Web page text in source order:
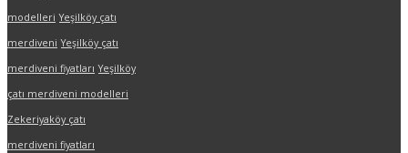
modelleri Yeşilköy çatı
merdiveni Yeşilköy çatı
merdiveni fiyatları Yeşilköy
çatı merdiveni modelleri
Zekeriyaköy çatı
merdiveni fiyatları